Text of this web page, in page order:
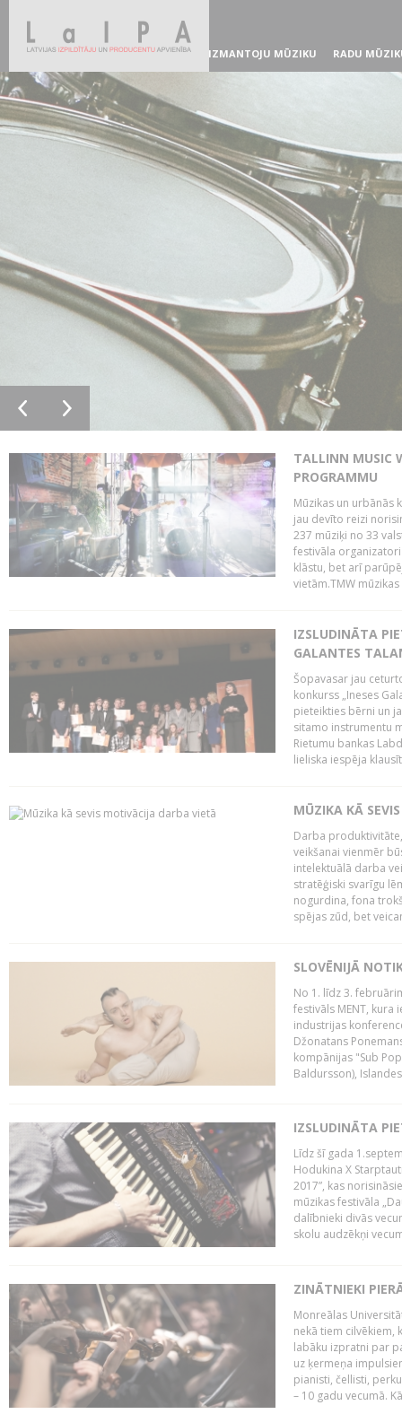
IZMANTOJU MŪZIKU RADU
TALLINN MUSIC
PROGRAMMU
Mūzikas un urbānās
jau devīto reizi
237 mūziķi no 33
festivāla
klāstu, bet arī
vietām.TMW
IZSLUDINĀTA
GALANTES
Šopavasar jau
konkurss „Ineses
pieteikties bērni un
sitamo instrumentu
Rietumu bankas
lieliska iespēja
MŪZIKA KĀ
Darba
veikšanai vienmēr
intelektuālā darba
stratēģiski svarīgu
nogurdina, fona
spējas zūd, bet
SLOVĒNIJĀ
No 1. līdz 3.
festivāls MENT, kura
industrijas
Džonatans
kompānijas "Sub
Baldursson),
IZSLUDINĀTA
Līdz šī gada
Hodukina X
2017”, kas
mūzikas festivāla
dalībnieki divās
skolu audzēkņi
ZINĀTNIEKI
Monreālas
nekā tiem cilvēkiem,
labāku izpratni par
uz ķermeņa
pianisti, čellisti,
– 10 gadu vecumā.